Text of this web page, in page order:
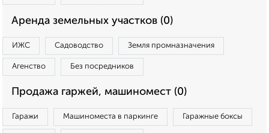
Аренда земельных участков (0)
ИЖС Садоводство Земля промназначения
Агенство Без посредников
Продажа гаржей, машиномест (0)
Гаражи Машиноместа в паркинге Гаражные боксы